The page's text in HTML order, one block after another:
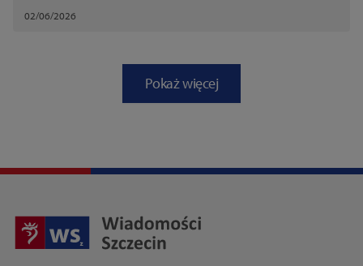
02/06/2026
Pokaż więcej